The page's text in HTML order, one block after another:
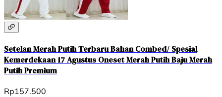
Setelan Merah Putih Terbaru Bahan Combed/ Spesial
Kemerdekaan 17 Agustus Oneset Merah Putih Baju Merah
Putih Premium
Rp157.500